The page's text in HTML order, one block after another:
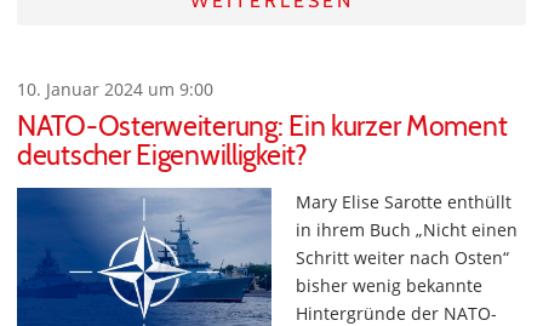
10. Januar 2024 um 9:00
NATO-Osterweiterung: Ein kurzer Moment
deutscher Eigenwilligkeit?
Mary Elise Sarotte enthüllt
in ihrem Buch „Nicht einen
Schritt weiter nach Osten“
bisher wenig bekannte
Hintergründe der NATO-